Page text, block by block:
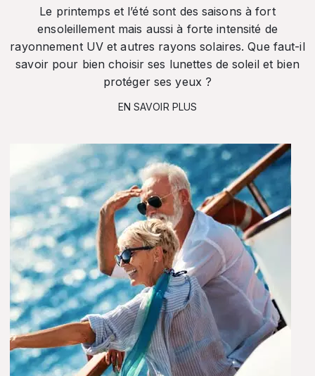
Le printemps et l’été sont des saisons à fort
ensoleillement mais aussi à forte intensité de
rayonnement UV et autres rayons solaires. Que faut-il
savoir pour bien choisir ses lunettes de soleil et bien
protéger ses yeux ?
EN SAVOIR PLUS